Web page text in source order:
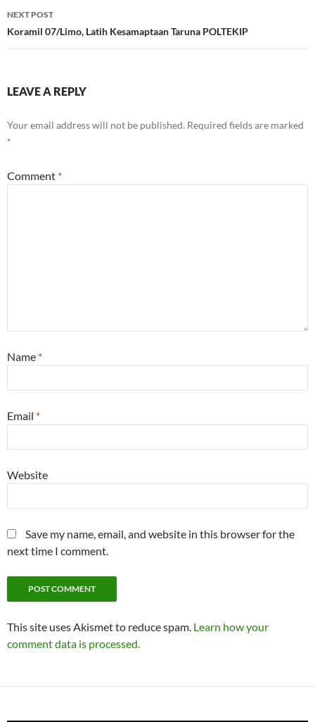
NEXT POST
Koramil 07/Limo, Latih Kesamaptaan Taruna POLTEKIP
LEAVE A REPLY
Your email address will not be published. Required fields are marked
*
Comment *
Name *
Email *
Website
Save my name, email, and website in this browser for the
next time I comment.
This site uses Akismet to reduce spam. Learn how your
comment data is processed.